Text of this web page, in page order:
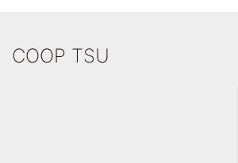
COOP TSU